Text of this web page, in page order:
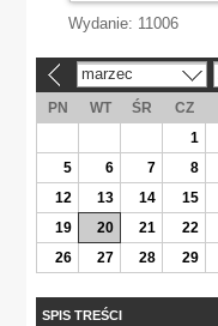
Wydanie: 11006
marzec
PN WT ŚR CZ
1
5
6 7 8
12
13 14 15
19
20 21 22
26
27 28 29
SPIS TREŚCI